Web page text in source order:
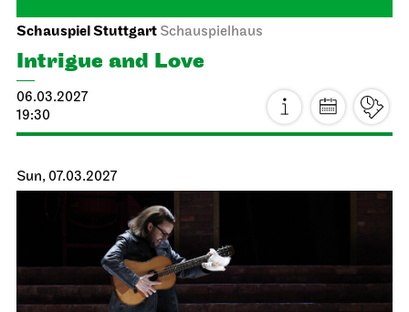
Staatsoper StuttgartOpera House, Upper Foyer (I. Rang)
Introductory matinee: Atatürk